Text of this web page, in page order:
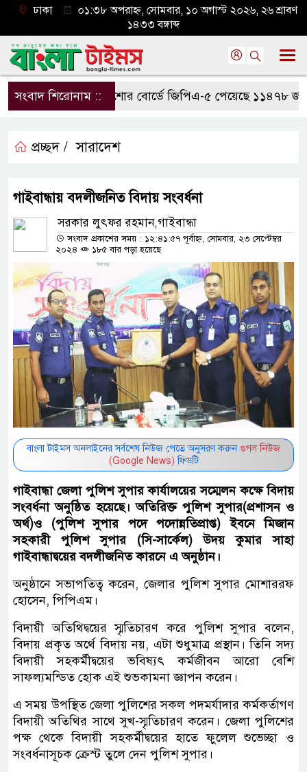
ঢাকা
০১:৩৮ অপরাহ্ন, সোমবার, ১০ অগাস্ট ২০২৬, ২৬ শ্রাবণ
১৪৩৩ বঙ্গাব্দ
সংবাদ শিরোনাম ::যশোর বোর্ডে জিপিএ-৫ পেয়েছে ১১৪৭৮ জন
প্রচ্ছদ / সারাদেশ
গাইবান্ধায় বদলীজনিত বিদায় সংবর্ধনা
সরকার লুৎফর রহমান,গাইবান্ধা
সংবাদ প্রকাশের সময় : ১২:৪১:৫৭ পূর্বাহ্ন, সোমবার, ২৩ সেপ্টেম্বর
২০২৪
১৮৫ বার পড়া হয়েছে
বাংলা টাইমস অনলাইনের সর্বশেষ নিউজ পেতে অনুসরণ করুন গুগল নিউজ
(Google News) ফিডটি
গাইবান্ধা জেলা পুলিশ সুপার কার্যালয়ের সম্মেলন কক্ষে বিদায়
সংবর্ধনা অনুষ্ঠিত হয়েছে। অতিরিক্ত পুলিশ সুপার(প্রশাসন ও
অর্থ)ও (পুলিশ সুপার পদে পদোন্নতিপ্রাপ্ত) ইবনে মিজান
সহকারী পুলিশ সুপার (সি-সার্কেল) উদয় কুমার সাহা
গাইবান্ধাদ্বয়ের বদলীজনিত কারনে এ অনুষ্ঠান।
অনুষ্ঠানে সভাপতিত্ব করেন, জেলার পুলিশ সুপার মোশাররফ
হোসেন, পিপিএম।
বিদায়ী অতিথিদ্বয়ের স্মৃতিচারণ করে পুলিশ সুপার বলেন,
বিদায় প্রকৃত অর্থে বিদায় নয়, এটা শুধুমাত্র প্রস্থান। তিনি সদ্য
বিদায়ী সহকর্মীদ্বয়ের ভবিষ্যৎ কর্মজীবন আরো বেশি
সাফল্যমন্ডিত হোক এই শুভকামনা জ্ঞাপন করেন।
এ সময় উপস্থিত জেলা পুলিশের সকল পদমর্যাদার কর্মকর্তাগণ
বিদায়ী অতিথির সাথে সুখ-স্মৃতিচারণ করেন। জেলা পুলিশের
পক্ষ থেকে বিদায়ী সহকর্মীদ্বয়ের হাতে ফুলেল শুভেচ্ছা ও
সংবর্ধনাসূচক ক্রেস্ট তুলে দেন পুলিশ সুপার।